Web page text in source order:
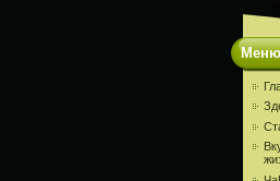
Меню